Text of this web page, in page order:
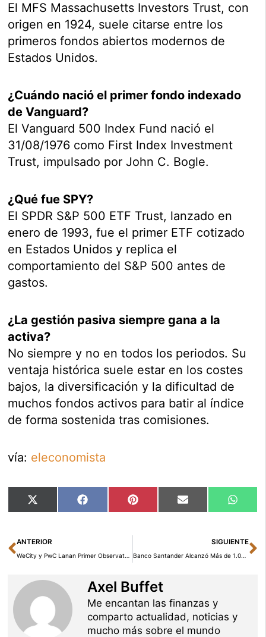
El MFS Massachusetts Investors Trust, con
origen en 1924, suele citarse entre los
primeros fondos abiertos modernos de
Estados Unidos.
¿Cuándo nació el primer fondo indexado
de Vanguard?
El Vanguard 500 Index Fund nació el
31/08/1976 como First Index Investment
Trust, impulsado por John C. Bogle.
¿Qué fue SPY?
El SPDR S&P 500 ETF Trust, lanzado en
enero de 1993, fue el primer ETF cotizado
en Estados Unidos y replica el
comportamiento del S&P 500 antes de
gastos.
¿La gestión pasiva siempre gana a la
activa?
No siempre y no en todos los periodos. Su
ventaja histórica suele estar en los costes
bajos, la diversificación y la dificultad de
muchos fondos activos para batir al índice
de forma sostenida tras comisiones.
vía: eleconomista
Compartir
en
X
(Twitter)
Compartir
en
Facebook Compartir
en
Pinterest Compartir
en
Email
en
Ant
ANTERIOR
WeCity y PwC Lanan Primer Observatorio de Financiación Inmobiliaria: Alternativas y WealthTech
SIGUIENTE
Banco Santander Alcanzó Más de 1.000 Sesiones Gratuitas de Educación Financiera en el Primer Semestre de 2026
Axel Buffet
Me encantan las finanzas y
comparto actualidad, noticias y
mucho más sobre el mundo